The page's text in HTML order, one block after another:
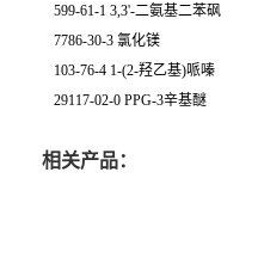
599-61-1 3,3'-二氨基二苯砜
7786-30-3 氯化镁
103-76-4 1-(2-羟乙基)哌嗪
29117-02-0 PPG-3辛基醚
相关产品：